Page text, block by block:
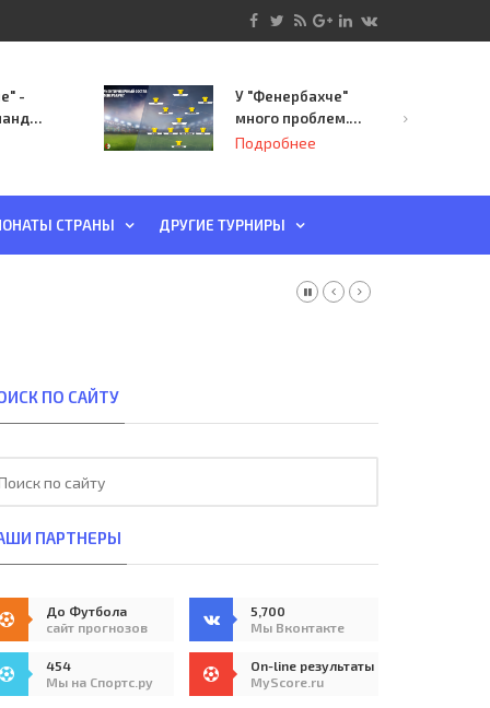
-
У "Фенербахче"
много проблем.
Но он опасен для
Подробнее
СТРАНЫ ДРУГИЕ ТУРНИРЫ
ПО САЙТУ
ПАРТНЕРЫ
До Футбола
сайт прогнозов
5,700
Мы Вконтакте
454
Мы на Спортс.ру
On-line результаты
MyScore.ru